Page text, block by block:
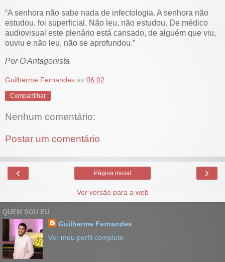
“A senhora não sabe nada de infectologia. A senhora não
estudou, foi superficial. Não leu, não estudou. De médico
audiovisual este plenário está cansado, de alguém que viu,
ouviu e não leu, não se aprofundou.”
Por O Antagonista
Guilherme Fernandes às 06:02
Compartilhar
Nenhum comentário:
Postar um comentário
‹ ›
Página inicial
Ver versão para a web
QUEM SOU EU
Guilherme Fernandes
Ver meu perfil completo